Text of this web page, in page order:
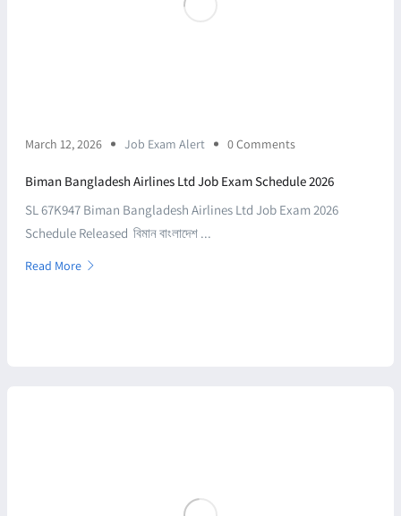
March 12, 2026 Job Exam Alert 0 Comments
Biman Bangladesh Airlines Ltd Job Exam Schedule 2026
SL 67K947 Biman Bangladesh Airlines Ltd Job Exam 2026
Schedule Released বিমান বাংলাদেশ ...
Read More